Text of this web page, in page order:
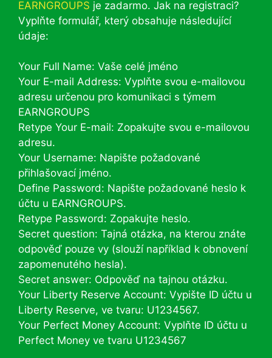
EARNGROUPS je zadarmo. Jak na registraci?
Vyplňte formulář, který obsahuje následující
údaje:
Your Full Name: Vaše celé jméno
Your E-mail Address: Vyplňte svou e-mailovou
adresu určenou pro komunikaci s týmem
EARNGROUPS
Retype Your E-mail: Zopakujte svou e-mailovou
adresu.
Your Username: Napište požadované
přihlašovací jméno.
Define Password: Napište požadované heslo k
účtu u EARNGROUPS.
Retype Password: Zopakujte heslo.
Secret question: Tajná otázka, na kterou znáte
odpověď pouze vy (slouží například k obnovení
zapomenutého hesla).
Secret answer: Odpověď na tajnou otázku.
Your Liberty Reserve Account: Vypište ID účtu u
Liberty Reserve, ve tvaru: U1234567.
Your Perfect Money Account: Vyplňte ID účtu u
Perfect Money ve tvaru U1234567